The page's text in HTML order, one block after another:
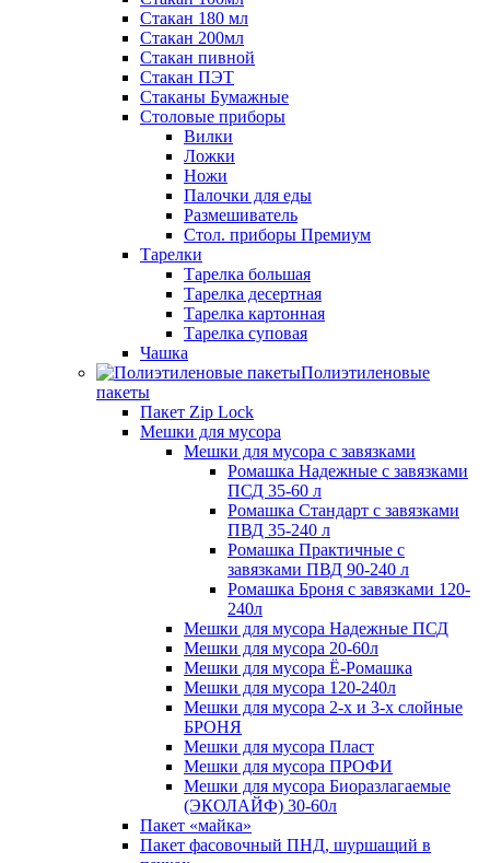
Стакан 180 мл
Стакан 200мл
Стакан пивной
Стакан ПЭТ
Стаканы Бумажные
Столовые приборы
Вилки
Ложки
Ножи
Палочки для еды
Размешиватель
Стол. приборы Премиум
Тарелки
Тарелка большая
Тарелка десертная
Тарелка картонная
Тарелка суповая
Чашка
Полиэтиленовые
пакеты
Пакет Zip Lock
Мешки для мусора
Мешки для мусора с завязками
Ромашка Надежные с завязками
ПСД 35-60 л
Ромашка Стандарт с завязками
ПВД 35-240 л
Ромашка Практичные с
завязками ПВД 90-240 л
Ромашка Броня с завязками 120-
240л
Мешки для мусора Надежные ПСД
Мешки для мусора 20-60л
Мешки для мусора Ё-Ромашка
Мешки для мусора 120-240л
Мешки для мусора 2-х и 3-х слойные
БРОНЯ
Мешки для мусора Пласт
Мешки для мусора ПРОФИ
Мешки для мусора Биоразлагаемые
(ЭКОЛАЙФ) 30-60л
Пакет «майка»
Пакет фасовочный ПНД, шуршащий в